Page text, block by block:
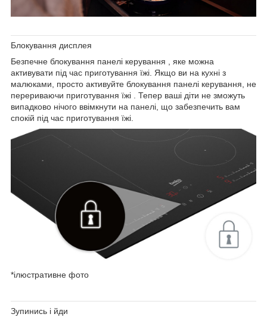
Блокування дисплея
Безпечне блокування панелі керування , яке можна
активувати під час приготування їжі. Якщо ви на кухні з
малюками, просто активуйте блокування панелі керування, не
перериваючи приготування їжі . Тепер ваші діти не зможуть
випадково нічого ввімкнути на панелі, що забезпечить вам
спокій під час приготування їжі.
*ілюстративне фото
Зупинись і йди